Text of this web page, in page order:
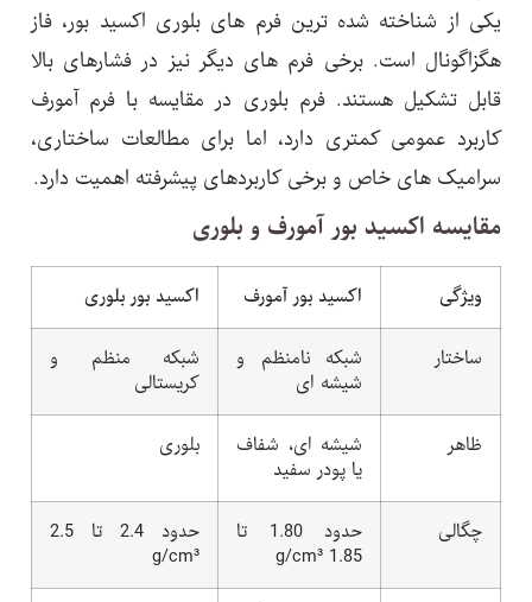
یکی از شناخته شده ترین فرم های بلوری اکسید بور، فاز
هگزاگونال است. برخی فرم های دیگر نیز در فشارهای بالا
قابل تشکیل هستند. فرم بلوری در مقایسه با فرم آمورف
کاربرد عمومی کمتری دارد، اما برای مطالعات ساختاری،
سرامیک های خاص و برخی کاربردهای پیشرفته اهمیت دارد.
مقایسه اکسید بور آمورف و بلوری
ویژگی اکسید بور آمورف اکسید بور بلوری
ساختار
شبکه نامنظم و
شیشه ای
شبکه منظم و
کریستالی
ظاهر
شیشه ای، شفاف
یا پودر سفید
بلوری
چگالی
حدود 1.80 تا
1.85 g/cm³
حدود 2.4 تا 2.5
g/cm³